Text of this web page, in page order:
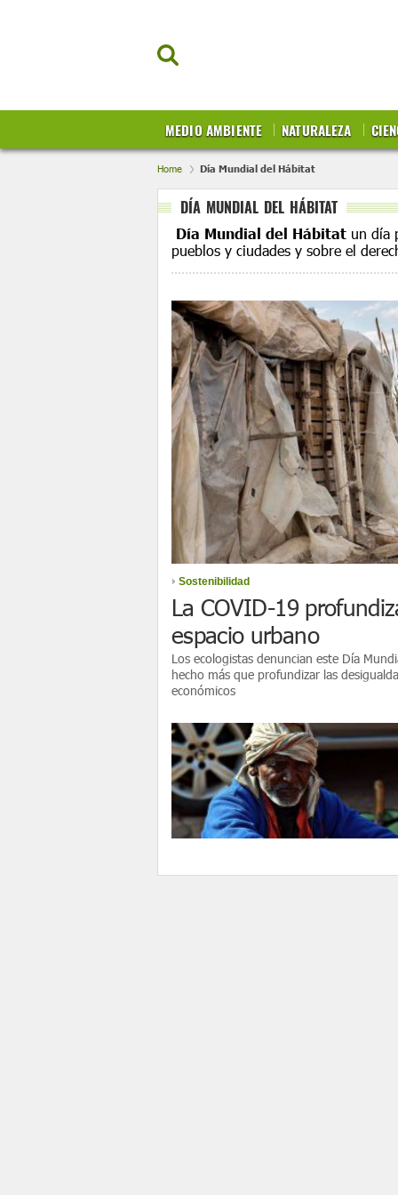
MEDIO AMBIENTE NATURALEZA
Home Día Mundial del Hábitat
DÍA MUNDIAL DEL HÁBITAT
Día Mundial del Hábitat un día
pueblos y ciudades y sobre el
Sostenibilidad
La COVID-19
espacio urbano
Los ecologistas denuncian este Día
hecho más que profundizar las
económicos